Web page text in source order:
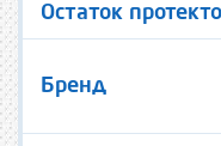
Остаток
Бренд